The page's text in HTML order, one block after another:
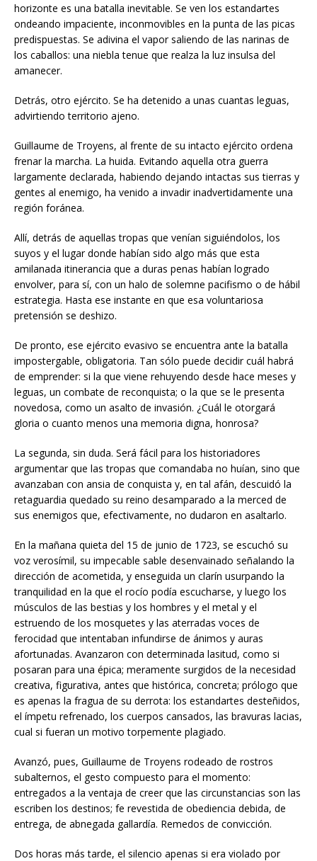
horizonte es una batalla inevitable. Se ven los estandartes
ondeando impaciente, inconmovibles en la punta de las picas
predispuestas. Se adivina el vapor saliendo de las narinas de
los caballos: una niebla tenue que realza la luz insulsa del
amanecer.
Detrás, otro ejército. Se ha detenido a unas cuantas leguas,
advirtiendo territorio ajeno.
Guillaume de Troyens, al frente de su intacto ejército ordena
frenar la marcha. La huida. Evitando aquella otra guerra
largamente declarada, habiendo dejando intactas sus tierras y
gentes al enemigo, ha venido a invadir inadvertidamente una
región foránea.
Allí, detrás de aquellas tropas que venían siguiéndolos, los
suyos y el lugar donde habían sido algo más que esta
amilanada itinerancia que a duras penas habían logrado
envolver, para sí, con un halo de solemne pacifismo o de hábil
estrategia. Hasta ese instante en que esa voluntariosa
pretensión se deshizo.
De pronto, ese ejército evasivo se encuentra ante la batalla
impostergable, obligatoria. Tan sólo puede decidir cuál habrá
de emprender: si la que viene rehuyendo desde hace meses y
leguas, un combate de reconquista; o la que se le presenta
novedosa, como un asalto de invasión. ¿Cuál le otorgará
gloria o cuanto menos una memoria digna, honrosa?
La segunda, sin duda. Será fácil para los historiadores
argumentar que las tropas que comandaba no huían, sino que
avanzaban con ansia de conquista y, en tal afán, descuidó la
retaguardia quedado su reino desamparado a la merced de
sus enemigos que, efectivamente, no dudaron en asaltarlo.
En la mañana quieta del 15 de junio de 1723, se escuchó su
voz verosímil, su impecable sable desenvainado señalando la
dirección de acometida, y enseguida un clarín usurpando la
tranquilidad en la que el rocío podía escucharse, y luego los
músculos de las bestias y los hombres y el metal y el
estruendo de los mosquetes y las aterradas voces de
ferocidad que intentaban infundirse de ánimos y auras
afortunadas. Avanzaron con determinada lasitud, como si
posaran para una épica; meramente surgidos de la necesidad
creativa, figurativa, antes que histórica, concreta; prólogo que
es apenas la fragua de su derrota: los estandartes desteñidos,
el ímpetu refrenado, los cuerpos cansados, las bravuras lacias,
cual si fueran un motivo torpemente plagiado.
Avanzó, pues, Guillaume de Troyens rodeado de rostros
subalternos, el gesto compuesto para el momento:
entregados a la ventaja de creer que las circunstancias son las
escriben los destinos; fe revestida de obediencia debida, de
entrega, de abnegada gallardía. Remedos de convicción.
Dos horas más tarde, el silencio apenas si era violado por